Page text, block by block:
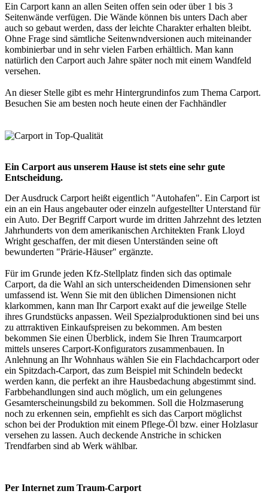
Ein Carport kann an allen Seiten offen sein oder über 1 bis 3
Seitenwände verfügen. Die Wände können bis unters Dach aber
auch so gebaut werden, dass der leichte Charakter erhalten bleibt.
Ohne Frage sind sämtliche Seitenwndversionen auch miteinander
kombinierbar und in sehr vielen Farben erhältlich. Man kann
natürlich den Carport auch Jahre später noch mit einem Wandfeld
versehen.
An dieser Stelle gibt es mehr Hintergrundinfos zum Thema Carport.
Besuchen Sie am besten noch heute einen derFachhändler
Ein Carport aus unserem Hause ist stets eine sehr gute
Entscheidung.
Der Ausdruck Carport heißt eigentlich "Autohafen". Ein Carport ist
ein an ein Haus angebauter oder einzeln aufgestellter Unterstand für
ein Auto. Der Begriff Carport wurde im dritten Jahrzehnt des letzten
Jahrhunderts von dem amerikanischen Architekten Frank Lloyd
Wright geschaffen, der mit diesen Unterständen seine oft
bewunderten "Prärie-Häuser" ergänzte.
Für im Grunde jeden Kfz-Stellplatz finden sich das optimale
Carport, da die Wahl an sich unterscheidenden Dimensionen sehr
umfassend ist. Wenn Sie mit den üblichen Dimensionen nicht
klarkommen, kann man IhrCarport exakt auf die jeweilge Stelle
ihres Grundstücks anpassen. Weil Spezialproduktionen sind bei uns
zu attrraktiven Einkaufspreisen zu bekommen. Am besten
bekommen Sie einen Überblick, indem Sie Ihren Traumcarport
mittels unseres Carport-Konfigurators zusammenbauen. In
Anlehnung an Ihr Wohnhaus wählen Sie ein Flachdachcarport oder
ein Spitzdach-Carport, das zum Beispiel mit Schindeln bedeckt
werden kann, die perfekt an ihre Hausbedachung abgestimmt sind.
Farbbehandlungen sind auch möglich, um ein gelungenes
Gesamterscheinungsbild zu bekommen. Soll die Holzmaserung
noch zu erkennen sein, empfiehlt es sich das Carport möglichst
schon bei der Produktion mit einem Pflege-Öl bzw. einer Holzlasur
versehen zu lassen. Auch deckende Anstriche in schicken
Trendfarben sind ab Werk wählbar.
Per Internet zum Traum-Carport